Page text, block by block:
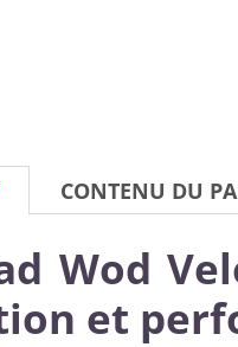
CONTENU DU
Wod
et